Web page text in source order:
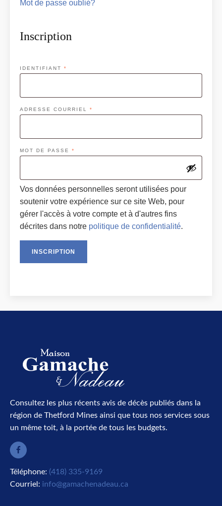
Mot de passe oublié?
Inscription
IDENTIFIANT *
ADRESSE COURRIEL *
MOT DE PASSE *
Vos données personnelles seront utilisées pour
soutenir votre expérience sur ce site Web, pour
gérer l'accès à votre compte et à d'autres fins
décrites dans notre politique de confidentialité.
INSCRIPTION
Consultez les plus récents avis de décès publiés dans la
région de Thetford Mines ainsi que tous nos services sous
un même toit, à la portée de tous les budgets.
Téléphone: (418) 335-9169
Courriel: info@gamachenadeau.ca